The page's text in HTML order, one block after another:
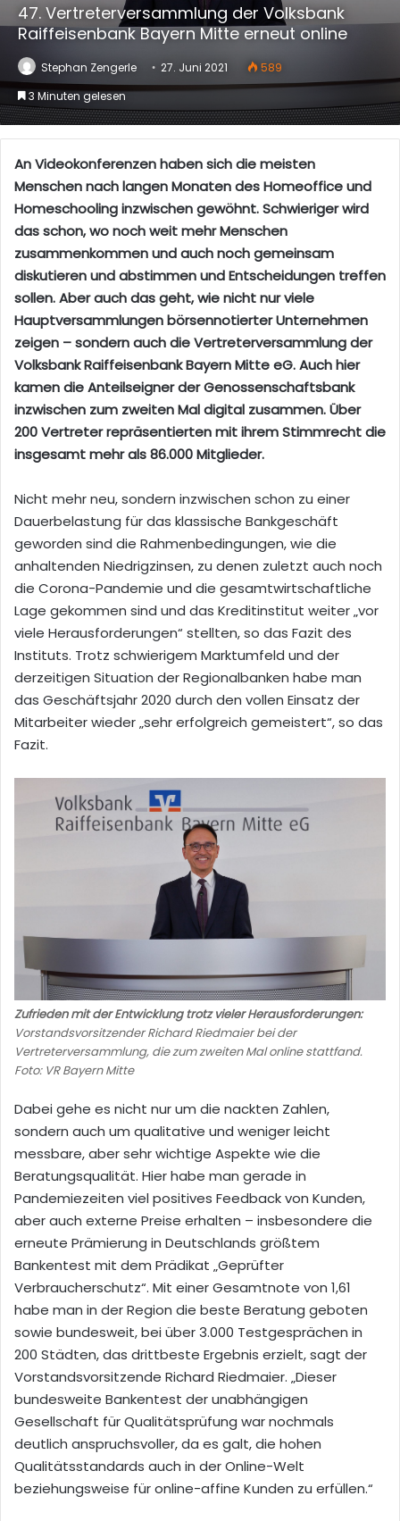
47. Vertreterversammlung der Volksbank
Raiffeisenbank Bayern Mitte erneut online
Stephan Zengerle 27. Juni 2021
589
3 Minuten gelesen
An Videokonferenzen haben sich die meisten
Menschen nach langen Monaten des Homeoffice und
Homeschooling inzwischen gewöhnt. Schwieriger wird
das schon, wo noch weit mehr Menschen
zusammenkommen und auch noch gemeinsam
diskutieren und abstimmen und Entscheidungen treffen
sollen. Aber auch das geht, wie nicht nur viele
Hauptversammlungen börsennotierter Unternehmen
zeigen – sondern auch die Vertreterversammlung der
Volksbank Raiffeisenbank Bayern Mitte eG. Auch hier
kamen die Anteilseigner der Genossenschaftsbank
inzwischen zum zweiten Mal digital zusammen. Über
200 Vertreter repräsentierten mit ihrem Stimmrecht die
insgesamt mehr als 86.000 Mitglieder.
Nicht mehr neu, sondern inzwischen schon zu einer
Dauerbelastung für das klassische Bankgeschäft
geworden sind die Rahmenbedingungen, wie die
anhaltenden Niedrigzinsen, zu denen zuletzt auch noch
die Corona-Pandemie und die gesamtwirtschaftliche
Lage gekommen sind und das Kreditinstitut weiter „vor
viele Herausforderungen“ stellten, so das Fazit des
Instituts. Trotz schwierigem Marktumfeld und der
derzeitigen Situation der Regionalbanken habe man
das Geschäftsjahr 2020 durch den vollen Einsatz der
Mitarbeiter wieder „sehr erfolgreich gemeistert“, so das
Fazit.
Zufrieden mit der Entwicklung trotz vieler Herausforderungen:
Vorstandsvorsitzender Richard Riedmaier bei der
Vertreterversammlung, die zum zweiten Mal online stattfand.
Foto: VR Bayern Mitte
Dabei gehe es nicht nur um die nackten Zahlen,
sondern auch um qualitative und weniger leicht
messbare, aber sehr wichtige Aspekte wie die
Beratungsqualität. Hier habe man gerade in
Pandemiezeiten viel positives Feedback von Kunden,
aber auch externe Preise erhalten – insbesondere die
erneute Prämierung in Deutschlands größtem
Bankentest mit dem Prädikat „Geprüfter
Verbraucherschutz“. Mit einer Gesamtnote von 1,61
habe man in der Region die beste Beratung geboten
sowie bundesweit, bei über 3.000 Testgesprächen in
200 Städten, das drittbeste Ergebnis erzielt, sagt der
Vorstandsvorsitzende Richard Riedmaier. „Dieser
bundesweite Bankentest der unabhängigen
Gesellschaft für Qualitätsprüfung war nochmals
deutlich anspruchsvoller, da es galt, die hohen
Qualitätsstandards auch in der Online-Welt
beziehungsweise für online-affine Kunden zu erfüllen.“